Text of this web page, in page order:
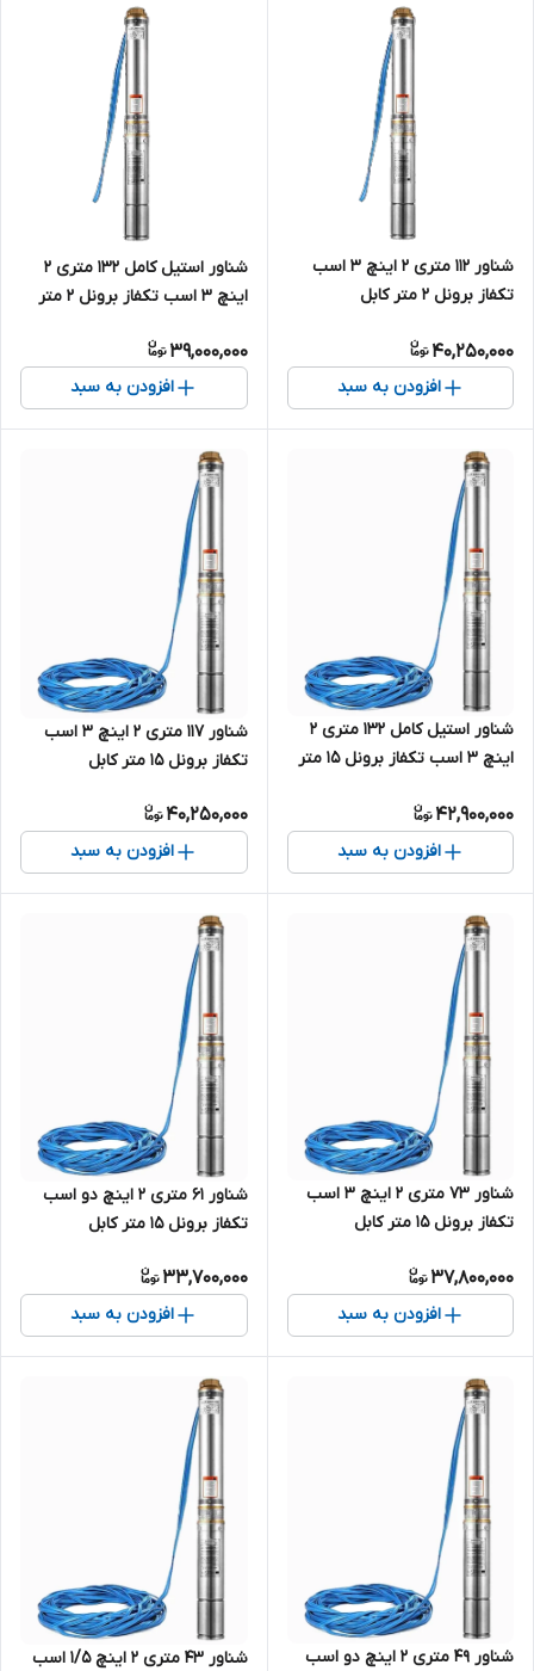
شناور ۱۱۲ متری ۲ اینچ ۳ اسب
تکفاز برونل ۲ متر کابل
آبدهی بالا تک فاز ( ۱۱۰ متر )
40,250,000
افزودن به سبد
شناور استیل کامل ۱۳۲ متری ۲
اینچ ۳ اسب تکفاز برونل ۲ متر
ارتفاع بالا دو اینچ تک فاز
39,000,000
افزودن به سبد
شناور استیل کامل ۱۳۲ متری ۲
اینچ ۳ اسب تکفاز برونل ۱۵ متر
ارتفاع بالا دو اینچ تک فاز
42,900,000
افزودن به سبد
شناور ۱۱۷ متری ۲ اینچ ۳ اسب
تکفاز برونل ۱۵ متر کابل
متر تک فاز
40,250,000
افزودن به سبد
شناور ۷۳ متری ۲ اینچ ۳ اسب
تکفاز برونل ۱۵ متر کابل
استیل کامل آبدهی بالا کابل بلند
37,800,000
افزودن به سبد
شناور ۶۱ متری ۲ اینچ دو اسب
تکفاز برونل ۱۵ متر کابل
33,700,000
افزودن به سبد
شناور ۴۹ متری ۲ اینچ دو اسب
شناور ۴۳ متری ۲ اینچ ۱/۵ اسب